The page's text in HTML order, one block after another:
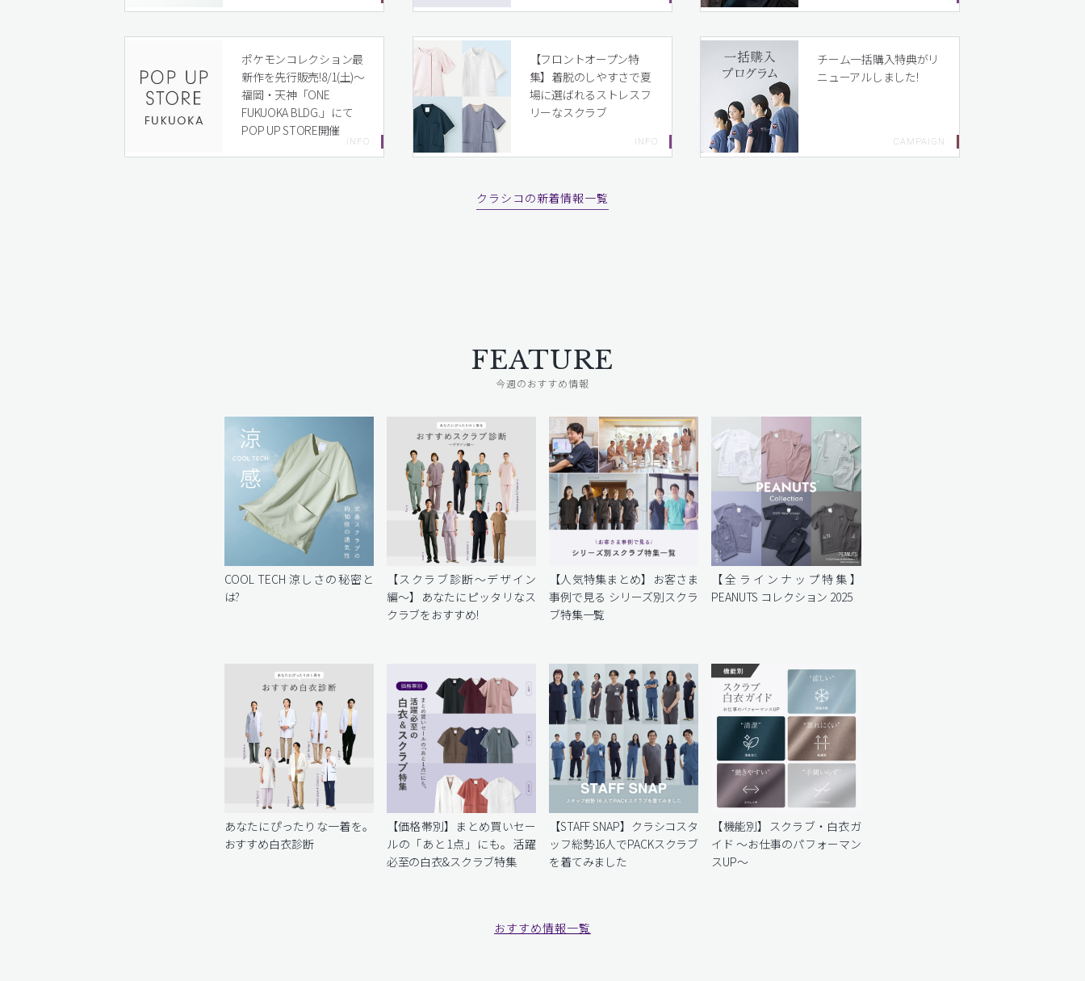
ポケモンコレクション最
新作を先行販売!8/1(土)〜
福岡・天神「ONE
FUKUOKA BLDG.」にて
POP UP STORE開催
【フロントオープン特
集】着脱のしやすさで夏
場に選ばれるストレスフ
リーなスクラブ
チーム一括購入特典がリ
ニューアルしました!
クラシコの新着情報一覧
FEATURE
今週のおすすめ情報
COOL TECH 涼しさの秘密と
は?
【スクラブ診断〜デザイン
編〜】あなたにピッタリなス
クラブをおすすめ!
【人気特集まとめ】お客さま
事例で見る シリーズ別スクラ
ブ特集一覧
【全ラインナップ特集】
PEANUTS コレクション 2025
あなたにぴったりな一着を。
おすすめ白衣診断
【価格帯別】まとめ買いセー
ルの「あと1点」にも。活躍
必至の白衣&スクラブ特集
【STAFF SNAP】クラシコスタ
ッフ総勢16人でPACKスクラブ
を着てみました
【機能別】スクラブ・白衣ガ
イド 〜お仕事のパフォーマン
スUP〜
おすすめ情報一覧